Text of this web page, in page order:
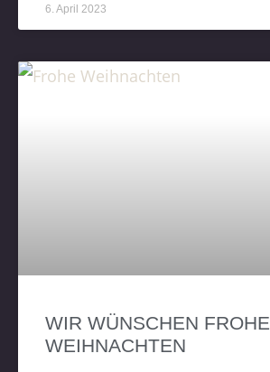
6. April 2023
WIR WÜNSCHEN FROHE
WEIHNACHTEN